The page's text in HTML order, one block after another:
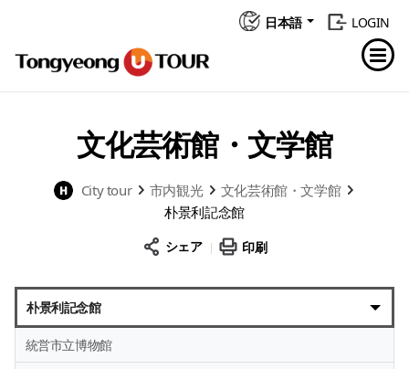
日本語 LOGIN
文化芸術館・文学館
City tour 市内観光
文化芸術館・文学館
朴景利記念館
シェア 印刷
朴景利記念館
統営市立博物館